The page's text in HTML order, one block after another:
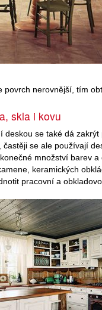
povrch nerovnější, tím
skla i kovu
deskou se také dá zakrýt
častěji se ale používají
množství barev a
keramických
pracovní a